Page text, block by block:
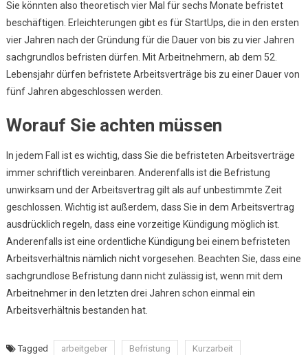
Sie könnten also theoretisch vier Mal für sechs Monate befristet
beschäftigen. Erleichterungen gibt es für StartUps, die in den ersten
vier Jahren nach der Gründung für die Dauer von bis zu vier Jahren
sachgrundlos befristen dürfen. Mit Arbeitnehmern, ab dem 52.
Lebensjahr dürfen befristete Arbeitsverträge bis zu einer Dauer von
fünf Jahren abgeschlossen werden.
Worauf Sie achten müssen
In jedem Fall ist es wichtig, dass Sie die befristeten Arbeitsverträge
immer schriftlich vereinbaren. Anderenfalls ist die Befristung
unwirksam und der Arbeitsvertrag gilt als auf unbestimmte Zeit
geschlossen. Wichtig ist außerdem, dass Sie in dem Arbeitsvertrag
ausdrücklich regeln, dass eine vorzeitige Kündigung möglich ist.
Anderenfalls ist eine ordentliche Kündigung bei einem befristeten
Arbeitsverhältnis nämlich nicht vorgesehen. Beachten Sie, dass eine
sachgrundlose Befristung dann nicht zulässig ist, wenn mit dem
Arbeitnehmer in den letzten drei Jahren schon einmal ein
Arbeitsverhältnis bestanden hat.
Tagged arbeitgeber Befristung
Kurzarbeit